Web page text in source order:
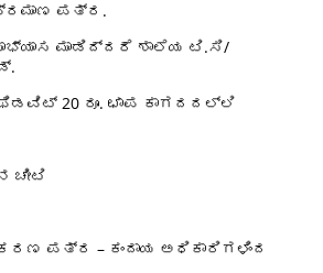
ಪತ್ರ.
ಮಾಡಿದ್ದರೆ ಶಾಲೆಯ ಟಿ.ಸಿ/
20 ರೂ. ಛಾಪ ಕಾಗದದಲ್ಲಿ
ಚೀಟಿ
ಪತ್ರ – ಕಂದಾಯ ಅಧಿಕಾರಿಗಳಿಂದ